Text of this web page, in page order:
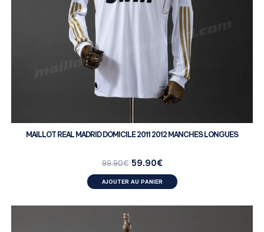
MAILLOT REAL MADRID DOMICILE 2011 2012 MANCHES LONGUES
99.90€ 59.90€
AJOUTER AU PANIER